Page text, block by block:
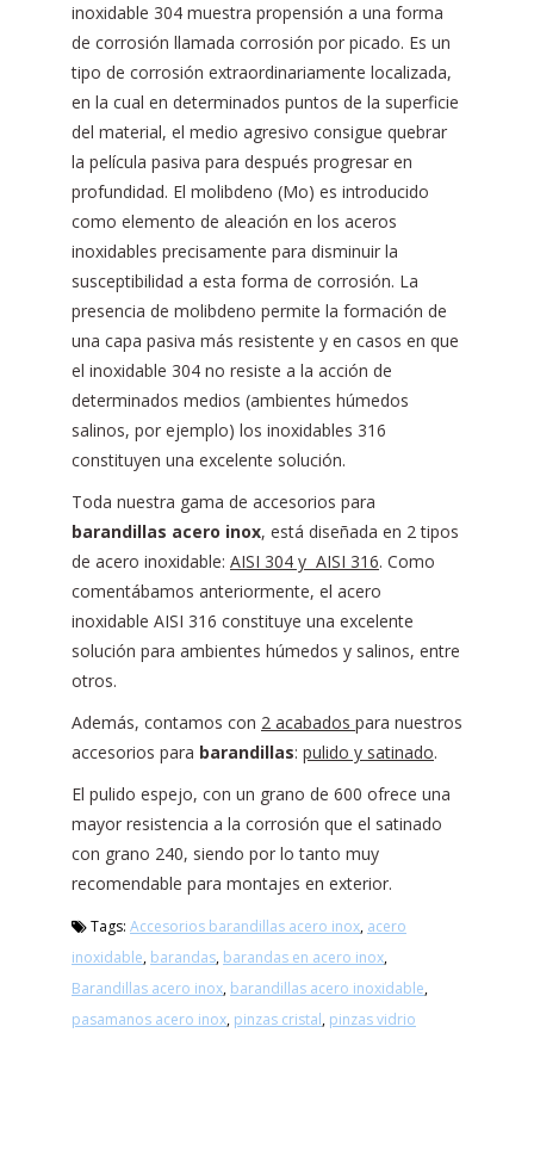
inoxidable 304 muestra propensión a una forma
de corrosión llamada corrosión por picado. Es un
tipo de corrosión extraordinariamente localizada,
en la cual en determinados puntos de la superficie
del material, el medio agresivo consigue quebrar
la película pasiva para después progresar en
profundidad. El molibdeno (Mo) es introducido
como elemento de aleación en los aceros
inoxidables precisamente para disminuir la
susceptibilidad a esta forma de corrosión. La
presencia de molibdeno permite la formación de
una capa pasiva más resistente y en casos en que
el inoxidable 304 no resiste a la acción de
determinados medios (ambientes húmedos
salinos, por ejemplo) los inoxidables 316
constituyen una excelente solución.
Toda nuestra gama de accesorios para
barandillas acero inox, está diseñada en 2 tipos
de acero inoxidable: AISI 304 y AISI 316. Como
comentábamos anteriormente, el acero
inoxidable AISI 316 constituye una excelente
solución para ambientes húmedos y salinos, entre
otros.
Además, contamos con 2 acabados para nuestros
accesorios para barandillas: pulido y satinado.
El pulido espejo, con un grano de 600 ofrece una
mayor resistencia a la corrosión que el satinado
con grano 240, siendo por lo tanto muy
recomendable para montajes en exterior.
Tags: Accesorios barandillas acero inox, acero
inoxidable, barandas, barandas en acero inox,
Barandillas acero inox, barandillas acero inoxidable,
pasamanos acero inox, pinzas cristal, pinzas vidrio